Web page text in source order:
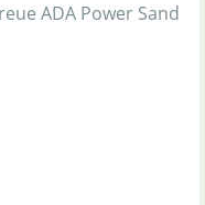
ADA Power Sand